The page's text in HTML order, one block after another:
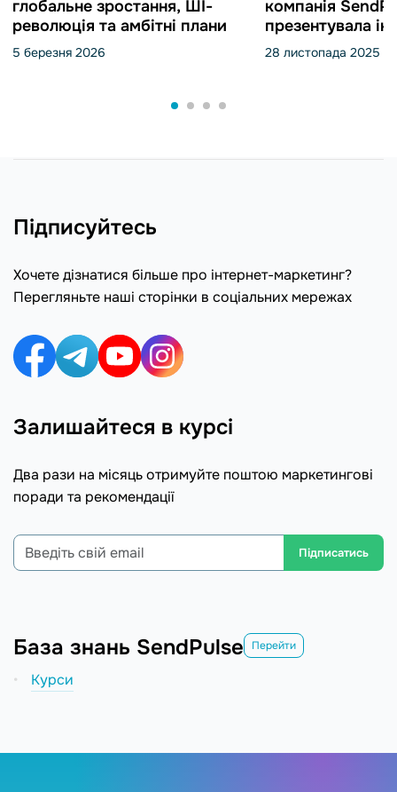
глобальне зростання, ШІ-
революція та амбітні плани
5 березня 2026
компанія
презентувала
об’єднала
28 листопада 2025
Підписуйтесь
Хочете дізнатися більше про інтернет-маркетинг?
Перегляньте наші сторінки в соціальних мережах
Залишайтеся в курсі
Два рази на місяць отримуйте поштою маркетингові
поради та рекомендації
Підписатись
База знань SendPulse Перейти
Курси